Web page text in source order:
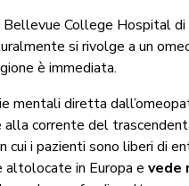
College Hospital di
si rivolge a un
è immediata.
mentali diretta
corrente del
cui i pazienti sono liberi di
altolocate in Europa e vede